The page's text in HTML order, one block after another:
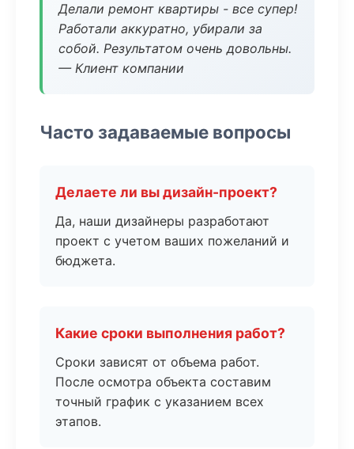
Делали ремонт квартиры - все супер!
Работали аккуратно, убирали за
собой. Результатом очень довольны.
— Клиент компании
Часто задаваемые вопросы
Делаете ли вы дизайн-проект?
Да, наши дизайнеры разработают
проект с учетом ваших пожеланий и
бюджета.
Какие сроки выполнения работ?
Сроки зависят от объема работ.
После осмотра объекта составим
точный график с указанием всех
этапов.